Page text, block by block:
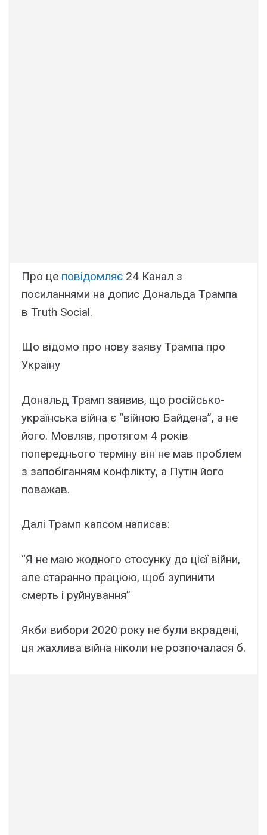
Про це повідомляє 24 Канал з
посиланнями на допис Дональда Трампа
в Truth Social.
Що відомо про нову заяву Трампа про
Україну
Дональд Трамп заявив, що російсько-
українська війна є “війною Байдена”, а не
його. Мовляв, протягом 4 років
попереднього терміну він не мав проблем
з запобіганням конфлікту, а Путін його
поважав.
Далі Трамп капсом написав:
“Я не маю жодного стосунку до цієї війни,
але старанно працюю, щоб зупинити
смерть і руйнування”
Якби вибори 2020 року не були вкрадені,
ця жахлива війна ніколи не розпочалася б.